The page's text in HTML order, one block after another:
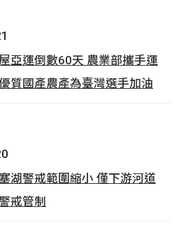
亞運倒數60天 農業部攜手運
質國產農產為臺灣選手加油
湖警戒範圍縮小 僅下游河道
戒管制